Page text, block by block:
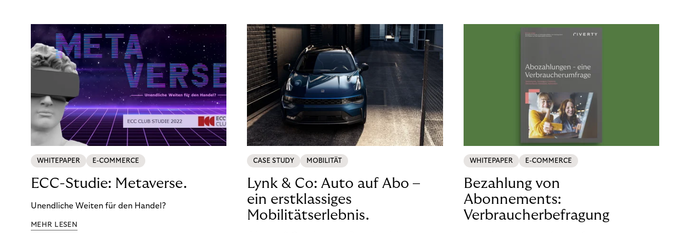
WHITEPAPER E-COMMERCE
ECC-Studie: Metaverse.
Unendliche Weiten für den Handel?
MEHR LESEN
CASE STUDY MOBILITÄT
Lynk & Co: Auto auf Abo –
ein erstklassiges
Mobilitätserlebnis.
WHITEPAPER E-COMMERCE
Bezahlung von
Abonnements:
Verbraucherbefragung